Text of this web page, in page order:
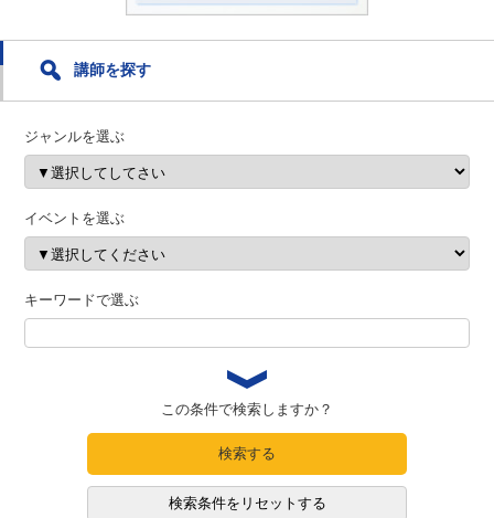
講師を探す
ジャンルを選ぶ
イベントを選ぶ
キーワードで選ぶ
この条件で検索しますか？
検索する
検索条件をリセットする